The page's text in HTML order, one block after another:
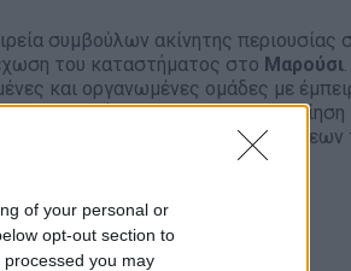
of your personal or
opt-out section to
you may
συμβούλων ακίνητης περιουσίας
του καταστήματος στο Μαρούσι
και οργανωμένες ομάδες με
διαχείριση και
διευρυμένου πελατολογίου ζητήσεων
ακινήτων
& πωλητών